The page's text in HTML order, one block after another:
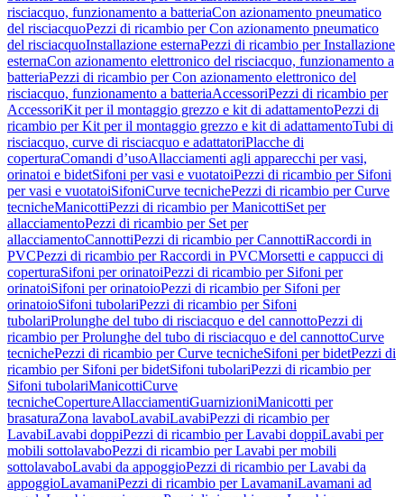
risciacquo, funzionamento a batteriaCon azionamento pneumatico
del risciacquoPezzi di ricambio per Con azionamento pneumatico
del risciacquoInstallazione esternaPezzi di ricambio per Installazione
esternaCon azionamento elettronico del risciacquo, funzionamento a
batteriaPezzi di ricambio per Con azionamento elettronico del
risciacquo, funzionamento a batteriaAccessoriPezzi di ricambio per
AccessoriKit per il montaggio grezzo e kit di adattamentoPezzi di
ricambio per Kit per il montaggio grezzo e kit di adattamentoTubi di
risciacquo, curve di risciacquo e adattatoriPlacche di
coperturaComandi d’usoAllacciamenti agli apparecchi per vasi,
orinatoi e bidetSifoni per vasi e vuotatoiPezzi di ricambio per Sifoni
per vasi e vuotatoiSifoniCurve tecnichePezzi di ricambio per Curve
tecnicheManicottiPezzi di ricambio per ManicottiSet per
allacciamentoPezzi di ricambio per Set per
allacciamentoCannottiPezzi di ricambio per CannottiRaccordi in
PVCPezzi di ricambio per Raccordi in PVCMorsetti e cappucci di
coperturaSifoni per orinatoiPezzi di ricambio per Sifoni per
orinatoiSifoni per orinatoioPezzi di ricambio per Sifoni per
orinatoioSifoni tubolariPezzi di ricambio per Sifoni
tubolariProlunghe del tubo di risciacquo e del cannottoPezzi di
ricambio per Prolunghe del tubo di risciacquo e del cannottoCurve
tecnichePezzi di ricambio per Curve tecnicheSifoni per bidetPezzi di
ricambio per Sifoni per bidetSifoni tubolariPezzi di ricambio per
Sifoni tubolariManicottiCurve
tecnicheCopertureAllacciamentiGuarnizioniManicotti per
brasaturaZona lavaboLavabiLavabiPezzi di ricambio per
LavabiLavabi doppiPezzi di ricambio per Lavabi doppiLavabi per
mobili sottolavaboPezzi di ricambio per Lavabi per mobili
sottolavaboLavabi da appoggioPezzi di ricambio per Lavabi da
appoggioLavamaniPezzi di ricambio per LavamaniLavamani ad